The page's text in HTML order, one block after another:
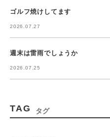
ゴルフ焼けしてます
2026.07.27
週末は雷雨でしょうか
2026.07.25
TAG タグ